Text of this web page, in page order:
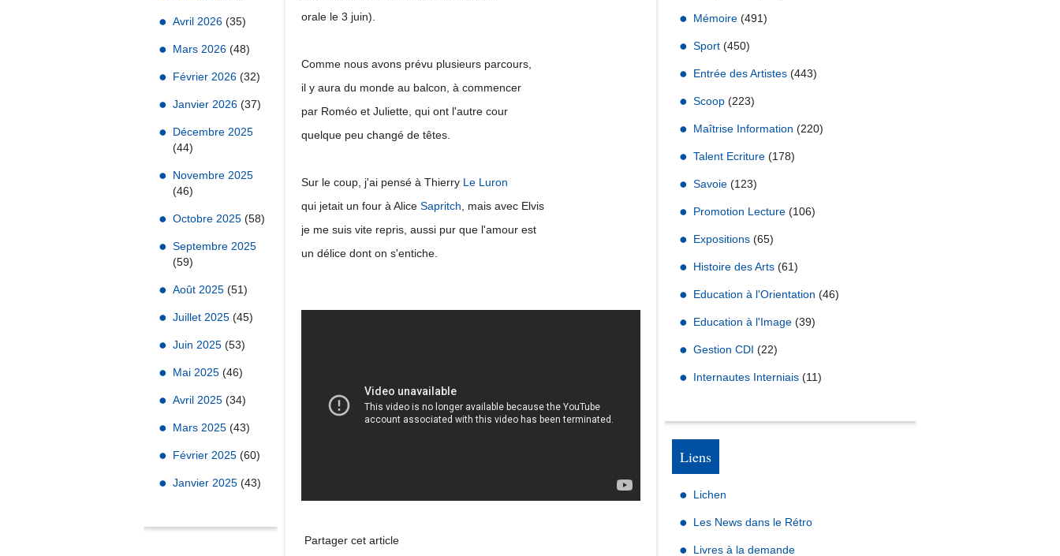
Avril 2026 (35)
Mars 2026 (48)
Février 2026 (32)
Janvier 2026 (37)
Décembre 2025
(44)
Novembre 2025
(46)
Octobre 2025 (58)
Septembre 2025
(59)
Août 2025 (51)
Juillet 2025 (45)
Juin 2025 (53)
Mai 2025 (46)
Avril 2025 (34)
Mars 2025 (43)
Février 2025 (60)
Janvier 2025 (43)
orale le 3 juin).
Comme nous avons prévu plusieurs parcours,
il y aura du monde au balcon, à commencer
par Roméo et Juliette, qui ont l'autre cour
quelque peu changé de têtes.
Sur le coup, j'ai pensé à Thierry Le Luron
qui jetait un four à Alice Sapritch , mais avec Elvis
je me suis vite repris, aussi pur que l'amour est
un délice dont on s'entiche.
Partager cet article
Mémoire (491)
Sport (450)
Entrée des Artistes (443)
Scoop (223)
Maîtrise Information (220)
Talent Ecriture (178)
Savoie (123)
Promotion Lecture (106)
Expositions (65)
Histoire des Arts (61)
Education à l'Orientation (46)
Education à l'Image (39)
Gestion CDI (22)
Internautes Interniais (11)
Liens
Lichen
Les News dans le Rétro
Livres à la demande